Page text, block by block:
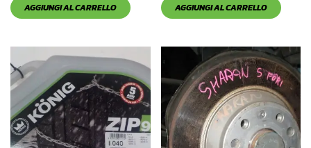
AGGIUNGI AL CARRELLO AGGIUNGI AL CARRELLO